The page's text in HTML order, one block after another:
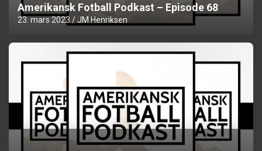
Amerikansk Fotball Podkast – Episode 68
23. mars 2023 JM Henriksen